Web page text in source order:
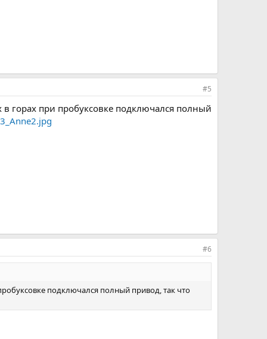
#5
в горах при пробуксовке подключался полный
#6
подключался полный привод, так что